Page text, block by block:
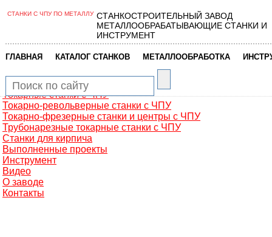
Главная
Фрезерные обрабатывающие центры
Сверлильно-фрезерные станки
Промышленные роботы манипуляторы
Токарные автоматы с ЧПУ
Токарные станки с ЧПУ
Токарно-револьверные станки с ЧПУ
Токарно-фрезерные станки и центры с ЧПУ
Трубонарезные токарные станки с ЧПУ
Станки для кирпича
Выполненные проекты
Инструмент
Видео
О заводе
Контакты
СТАНКИ С ЧПУ ПО МЕТАЛЛУ СТАНКОСТРОИТЕЛЬНЫЙ ЗАВОД
МЕТАЛЛООБРАБАТЫВАЮЩИЕ СТАНКИ И
ИНСТРУМЕНТ
ГЛАВНАЯ КАТАЛОГ СТАНКОВ МЕТАЛЛООБРАБОТКА